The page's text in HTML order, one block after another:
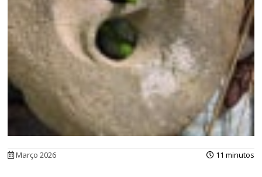
Março 2026 11 minutos